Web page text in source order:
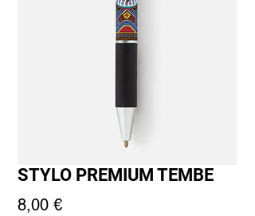
STYLO PREMIUM TEMBE
8,00 €Prix